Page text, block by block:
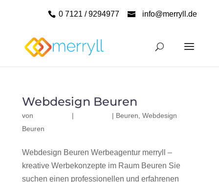
0 7121 / 9294977 info@merryll.de
Webdesign Beuren
von | | Beuren Webdesign
Beuren
Webdesign Beuren Werbeagentur merryll –
kreative Werbekonzepte im Raum Beuren Sie
suchen einen professionellen und erfahrenen